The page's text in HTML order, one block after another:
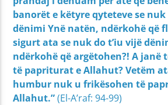
banorët e këtyre qyteteve se nuk
dënimi Ynë natën, ndërkohë që
sigurt ata se nuk do t’iu vijë
ndërkohë që argëtohen?! A janë
të papriturat e Allahut? Vetëm
humbur nuk u frikësohen të
Allahut.”(El-A’raf: 94-99)